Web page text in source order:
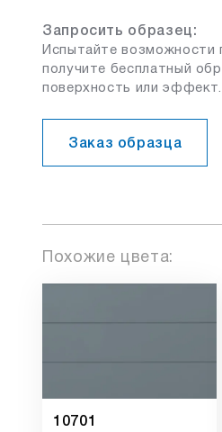
Запросить образец:
Испытайте возможности
получите бесплатный
поверхность или эффект.
Заказ образца
Похожие цвета:
10701